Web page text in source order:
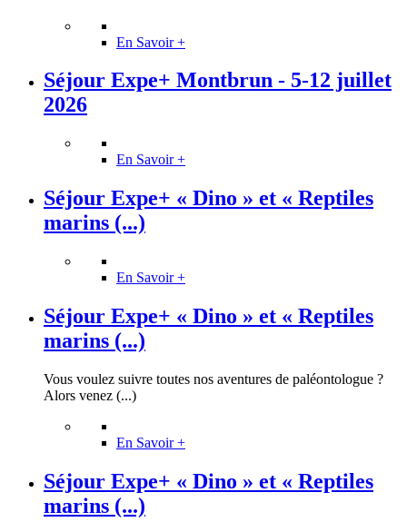
En Savoir +
Séjour Expe+ Montbrun - 5-12 juillet
2026
En Savoir +
Séjour Expe+ « Dino » et « Reptiles
marins (...)
En Savoir +
Séjour Expe+ « Dino » et « Reptiles
marins (...)
Vous voulez suivre toutes nos aventures de paléontologue ?
Alors venez (...)
En Savoir +
Séjour Expe+ « Dino » et « Reptiles
marins (...)